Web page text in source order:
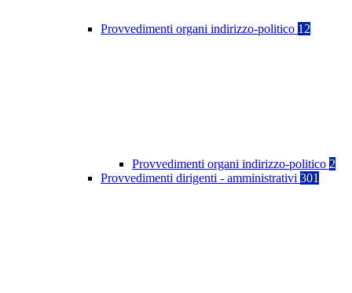
Provvedimenti organi indirizzo-politico 12
Provvedimenti organi indirizzo-politico 2
Provvedimenti dirigenti - amministrativi 301